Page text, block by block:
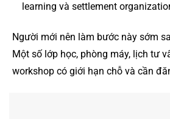
learning và settlement
Người mới nên làm bước này sớm
Một số lớp học, phòng máy, lịch tư
workshop có giới hạn chỗ và cần